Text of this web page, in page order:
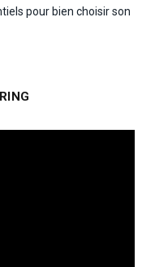
pour bien choisir son